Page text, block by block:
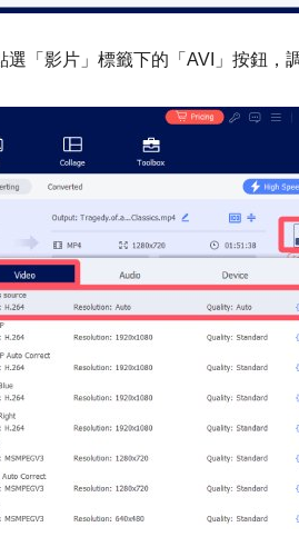
「影片」標籤下的「AVI」按鈕，